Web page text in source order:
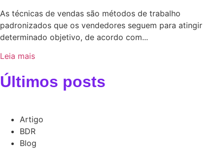
As técnicas de vendas são métodos de trabalho
padronizados que os vendedores seguem para atingir
determinado objetivo, de acordo com...
Leia mais
Últimos posts
Artigo
BDR
Blog